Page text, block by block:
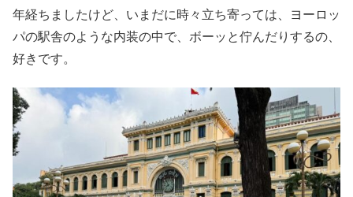
年経ちましたけど、いまだに時々立ち寄っては、ヨーロッ
パの駅舎のような内装の中で、ボーッと佇んだりするの、
好きです。